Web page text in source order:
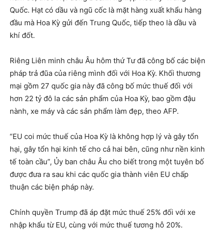
Quốc. Hạt có dầu và ngũ cốc là mặt hàng xuất khẩu hàng
đầu mà Hoa Kỳ gửi đến Trung Quốc, tiếp theo là dầu và
khí đốt.
Riêng Liên minh châu Âu hôm thứ Tư đã công bố các biện
pháp trả đũa của riêng mình đối với Hoa Kỳ. Khối thương
mại gồm 27 quốc gia này đã công bố mức thuế đối với
hơn 22 tỷ đô la các sản phẩm của Hoa Kỳ, bao gồm đậu
nành, xe máy và các sản phẩm làm đẹp, theo AFP.
“EU coi mức thuế của Hoa Kỳ là không hợp lý và gây tổn
hại, gây tổn hại kinh tế cho cả hai bên, cũng như nền kinh
tế toàn cầu”, Ủy ban châu Âu cho biết trong một tuyên bố
được đưa ra sau khi các quốc gia thành viên EU chấp
thuận các biện pháp này.
Chính quyền Trump đã áp đặt mức thuế 25% đối với xe
nhập khẩu từ EU, cùng với mức thuế tương hỗ 20%.